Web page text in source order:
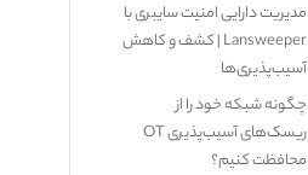
مدیریت دارایی امنیت سایبری با
Lansweeper | کشف و کاهش
آسیب‌پذیری‌ها
چگونه شبکه خود را از
ریسک‌های آسیب‌پذیری OT
محافظت کنیم؟